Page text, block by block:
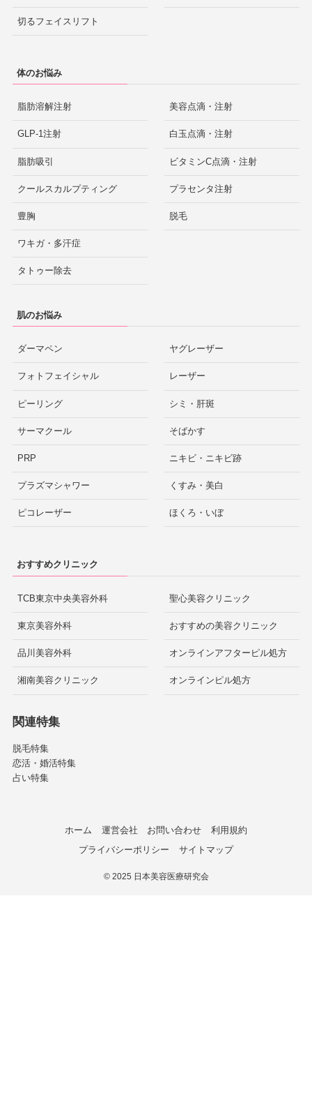
切るフェイスリフト
体のお悩み
脂肪溶解注射
GLP-1注射
脂肪吸引
クールスカルプティング
豊胸
ワキガ・多汗症
タトゥー除去
美容点滴・注射
白玉点滴・注射
ビタミンC点滴・注射
プラセンタ注射
脱毛
肌のお悩み
ダーマペン
フォトフェイシャル
ピーリング
サーマクール
PRP
プラズマシャワー
ピコレーザー
ヤグレーザー
レーザー
シミ・肝斑
そばかす
ニキビ・ニキビ跡
くすみ・美白
ほくろ・いぼ
おすすめクリニック
TCB東京中央美容外科
東京美容外科
品川美容外科
湘南美容クリニック
聖心美容クリニック
おすすめの美容クリニック
オンラインアフターピル処方
オンラインピル処方
関連特集
脱毛特集
恋活・婚活特集
占い特集
ホーム 運営会社 お問い合わせ
利用規約
プライバシーポリシー
サイトマップ
©2025 日本美容医療研究会